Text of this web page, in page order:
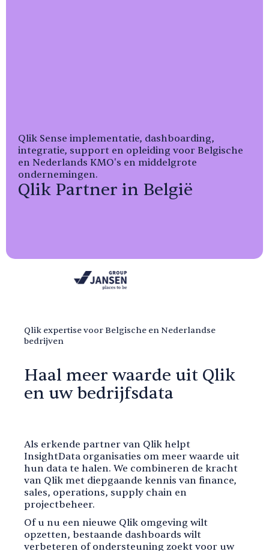
Qlik Sense implementatie, dashboarding,
integratie, support en opleiding voor Belgische
en Nederlands KMO's en middelgrote
ondernemingen.
Qlik Partner in België
Qlik expertise voor Belgische en Nederlandse
bedrijven
Haal meer waarde uit Qlik
en uw bedrijfsdata
Als erkende partner van Qlik helpt
InsightData organisaties om meer waarde uit
hun data te halen. We combineren de kracht
van Qlik met diepgaande kennis van finance,
sales, operations, supply chain en
projectbeheer.
Of u nu een nieuwe Qlik omgeving wilt
opzetten, bestaande dashboards wilt
verbeteren of ondersteuning zoekt voor uw